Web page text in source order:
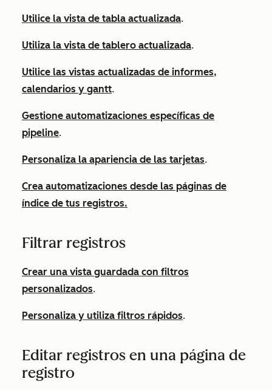
Utilice la vista de tabla actualizada.
Utiliza la vista de tablero actualizada.
Utilice las vistas actualizadas de informes,
calendarios y gantt.
Gestione automatizaciones específicas de
pipeline.
Personaliza la apariencia de las tarjetas.
Crea automatizaciones desde las páginas de
índice de tus registros.
Filtrar registros
Crear una vista guardada con filtros
personalizados.
Personaliza y utiliza filtros rápidos.
Editar registros en una página de
registro